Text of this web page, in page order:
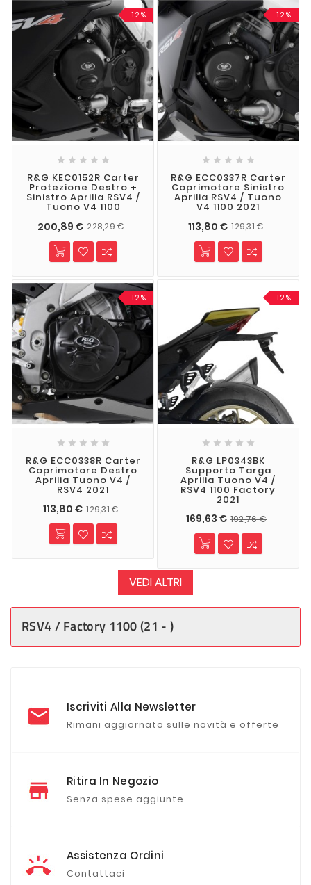
-12%
    
R&G KEC0152R Carter
Protezione Destro +
Sinistro Aprilia RSV4 /
Tuono V4 1100
200,89 € 228,29 €
-12%
    
R&G ECC0337R Carter
Coprimotore Sinistro
Aprilia RSV4 / Tuono
V4 1100 2021
113,80 € 129,31 €
-12%
    
R&G ECC0338R Carter
Coprimotore Destro
Aprilia Tuono V4 /
RSV4 2021
113,80 € 129,31 €
-12%
    
R&G LP0343BK
Supporto Targa
Aprilia Tuono V4 /
RSV4 1100 Factory
2021
169,63 € 192,76 €
VEDI ALTRI
RSV4 / Factory 1100 (21 - )
Iscriviti Alla Newsletter
Rimani aggiornato sulle novità e offerte
Ritira In Negozio
Senza spese aggiunte
Assistenza Ordini
Contattaci